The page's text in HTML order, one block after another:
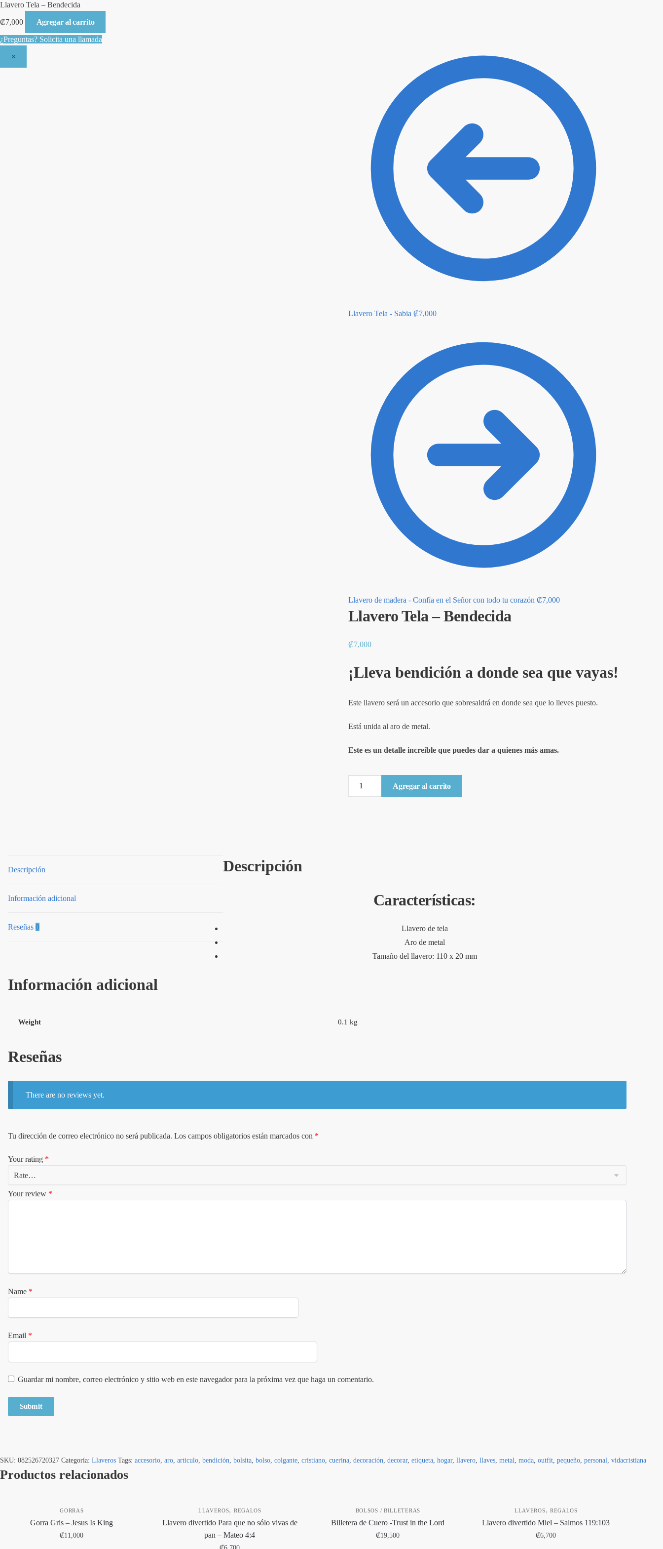
Llavero Tela – Bendecida
₡7,000 Agregar al carrito
Llavero Tela - Sabia ₡7,000
Llavero de madera - Confía en el Señor con todo tu corazón ₡7,000
Llavero Tela – Bendecida
₡7,000
¡Lleva bendición a donde sea que vayas!
Este llavero será un accesorio que sobresaldrá en donde sea que lo lleves puesto.
Está unida al aro de metal.
Este es un detalle increíble que puedes dar a quienes más amas.
Agregar al carrito
¿Preguntas? Solicita una llamada
×
Descripción
Información adicional
Reseñas 0
Descripción
Características:
Llavero de tela
Aro de metal
Tamaño del llavero: 110 x 20 mm
Información adicional
Weight 0.1 kg
Reseñas
There are no reviews yet.
Tu dirección de correo electrónico no será publicada. Los campos obligatorios están marcados con *
Your rating *
Your review *
Name *
Email *
Guardar mi nombre, correo electrónico y sitio web en este navegador para la próxima vez que haga un comentario.
SKU: 082526720327 Categoría: Llaveros Tags: accesorio, aro, articulo, bendición, bolsita, bolso, colgante, cristiano, cuerina, decoración, decorar, etiqueta, hogar, llavero, llaves, metal, moda, outfit, pequeño, personal, vidacristiana
Productos relacionados
GORRAS
Gorra Gris – Jesus Is King
₡11,000
LLAVEROS, REGALOS
Llavero divertido Para que no sólo vivas de
pan – Mateo 4:4
BOLSOS / BILLETERAS
Billetera de Cuero -Trust in the Lord
₡19,500
LLAVEROS, REGALOS
Llavero divertido Miel – Salmos 119:103
₡6,700